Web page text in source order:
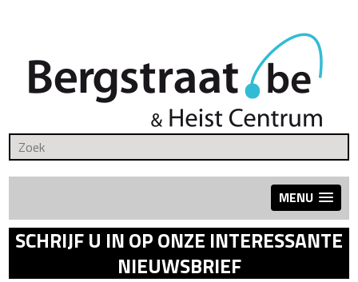
MENU
SCHRIJF U IN OP ONZE INTERESSANTE
NIEUWSBRIEF